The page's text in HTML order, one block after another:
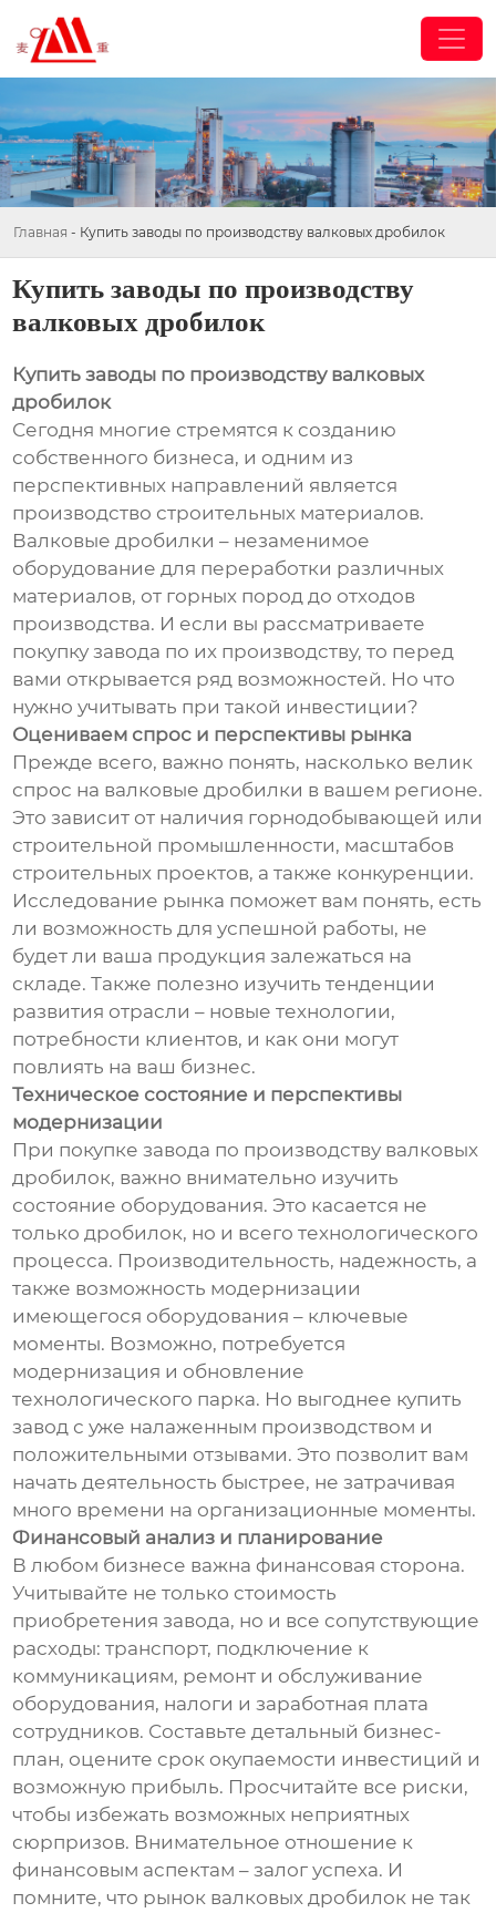
Главная - Купить заводы по производству валковых дробилок
Купить заводы по производству
валковых дробилок
Купить заводы по производству валковых
дробилок
Сегодня многие стремятся к созданию
собственного бизнеса, и одним из
перспективных направлений является
производство строительных материалов.
Валковые дробилки – незаменимое
оборудование для переработки различных
материалов, от горных пород до отходов
производства. И если вы рассматриваете
покупку завода по их производству, то перед
вами открывается ряд возможностей. Но что
нужно учитывать при такой инвестиции?
Оцениваем спрос и перспективы рынка
Прежде всего, важно понять, насколько велик
спрос на валковые дробилки в вашем регионе.
Это зависит от наличия горнодобывающей или
строительной промышленности, масштабов
строительных проектов, а также конкуренции.
Исследование рынка поможет вам понять, есть
ли возможность для успешной работы, не
будет ли ваша продукция залежаться на
складе. Также полезно изучить тенденции
развития отрасли – новые технологии,
потребности клиентов, и как они могут
повлиять на ваш бизнес.
Техническое состояние и перспективы
модернизации
При покупке завода по производству валковых
дробилок, важно внимательно изучить
состояние оборудования. Это касается не
только дробилок, но и всего технологического
процесса. Производительность, надежность, а
также возможность модернизации
имеющегося оборудования – ключевые
моменты. Возможно, потребуется
модернизация и обновление
технологического парка. Но выгоднее купить
завод с уже налаженным производством и
положительными отзывами. Это позволит вам
начать деятельность быстрее, не затрачивая
много времени на организационные моменты.
Финансовый анализ и планирование
В любом бизнесе важна финансовая сторона.
Учитывайте не только стоимость
приобретения завода, но и все сопутствующие
расходы: транспорт, подключение к
коммуникациям, ремонт и обслуживание
оборудования, налоги и заработная плата
сотрудников. Составьте детальный бизнес-
план, оцените срок окупаемости инвестиций и
возможную прибыль. Просчитайте все риски,
чтобы избежать возможных неприятных
сюрпризов. Внимательное отношение к
финансовым аспектам – залог успеха. И
помните, что рынок валковых дробилок не так